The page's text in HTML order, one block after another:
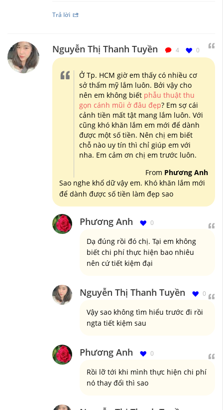
Trả lời
Nguyễn Thị Thanh Tuyền 4 0
Ở Tp. HCM giờ em thấy có nhiều cơ
sở thẩm mỹ lắm luôn. Bởi vậy cho
nên em không biết phẫu thuật thu
gọn cánh mũi ở đâu đẹp? Em sợ cái
cảnh tiền mất tật mang lắm luôn. Với
cũng khó khăn lắm em mới để dành
được một số tiền. Nên chị em biết
chỗ nào uy tín thì chỉ giúp em với
nha. Em cảm ơn chị em trước luôn.
From Phương Anh
Sao nghe khổ dữ vậy em. Khó khăn lắm mới
để dành được số tiền làm đẹp sao
Phương Anh 0
Dạ đúng rồi đó chị. Tại em không
biết chi phí thực hiện bao nhiêu
nên cứ tiết kiệm đại
Nguyễn Thị Thanh Tuyền 0
Vậy sao không tìm hiểu trước đi rồi
ngta tiết kiệm sau
Phương Anh 0
Rồi lỡ tới khi mình thực hiện chi phí
nó thay đổi thì sao